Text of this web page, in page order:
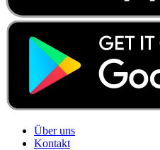
Über uns
Kontakt